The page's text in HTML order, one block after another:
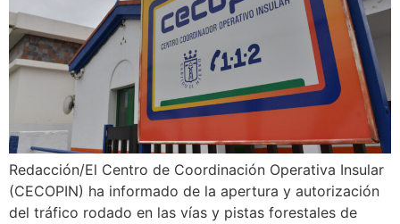
Redacción/El Centro de Coordinación Operativa Insular
(CECOPIN) ha informado de la apertura y autorización
del tráfico rodado en las vías y pistas forestales de